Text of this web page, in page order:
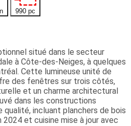
990 pc
situé dans le secteur
à Côte-des-Neiges, à quelques
Cette lumineuse unité de
des fenêtres sur trois côtés,
et un charme architectural
dans les constructions
incluant planchers de bois
et cuisine mise à jour avec